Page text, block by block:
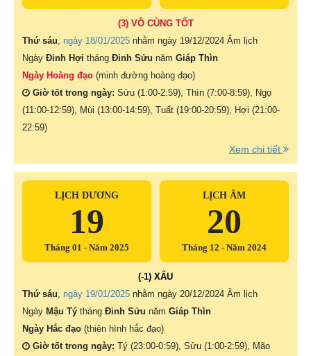
(3) VÔ CÙNG TỐT
Thứ sáu ngày 18/01/2025 nhằm ngày 19/12/2024 Âm lịch
Ngày Đinh Hợi tháng Đinh Sửu năm Giáp Thìn
Ngày Hoàng đạo (minh đường hoàng đạo)
Giờ tốt trong ngày: Sửu (1:00-2:59), Thìn (7:00-8:59), Ngọ
(11:00-12:59), Mùi (13:00-14:59), Tuất (19:00-20:59), Hợi (21:00-
22:59)
Xem chi tiết
LỊCH DƯƠNG
19
Tháng 01 - Năm 2025
LỊCH ÂM
20
Tháng 12 - Năm 2024
(-1) XẤU
Thứ sáu ngày 19/01/2025 nhằm ngày 20/12/2024 Âm lịch
Ngày Mậu Tý tháng Đinh Sửu năm Giáp Thìn
Ngày Hắc đạo (thiên hình hắc đạo)
Giờ tốt trong ngày: Tý (23:00-0:59), Sửu (1:00-2:59), Mão